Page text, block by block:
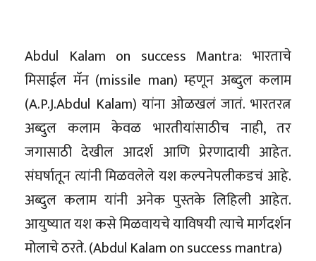
Abdul Kalam on success Mantra: भारताचे
मिसाईल मॅन (missile man) म्हणून अब्दुल कलाम
(A.P.J.Abdul Kalam) यांना ओळखलं जातं. भारतरत्न
अब्दुल कलाम केवळ भारतीयांसाठीच नाही, तर
जगासाठी देखील आदर्श आणि प्रेरणादायी आहेत.
संघर्षातून त्यांनी मिळवलेले यश कल्पनेपलीकडचं आहे.
अब्दुल कलाम यांनी अनेक पुस्तके लिहिली आहेत.
आयुष्यात यश कसे मिळवायचे याविषयी त्याचे मार्गदर्शन
मोलाचे ठरते. (Abdul Kalam on success mantra)